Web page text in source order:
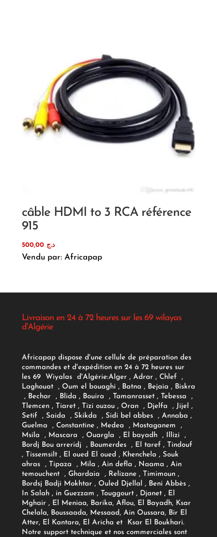
câble HDMI to 3 RCA référence
915
د.ج 500,00
Vendu par: Africapap
Livraison en 24 à 72 heures sur les 69 wilayas
d'Algérie
Africapap dispose d'une cellule de préparation des
commandes et d'expédition en 24 à 72 heures sur
les 69 Wiyalas d'Algérie:Alger , Adrar, Chlef ,
Laghouat , Oum el bouaghi , Batna , Bejaia , Biskra
, Bechar , Blida , Bouira , Tamanrasset , Tebessa ,
Tlemcen , Tiaret , Tizi ouzou , Oran , Djelfa , Jijel ,
Setif , Saida , Skikda , Sidi bel abbes , Annaba ,
Guelma , Constantine , Medea , Mostaganem ,
Msila , Mascara , Ouargla , El bayadh , Illizi ,
Bordj Bou arreridj , Boumerdes , El taref , Tindouf
, Tissemsilt , El oued El oued , Khenchela , Souk
ahras , Tipaza , Mila , Ain defla , Naama , Ain
temouchent , Ghardaia , Relizane , Timimoun ,
Bordsj Badji Mokhtar , Ouled Djellal , Beni Abbès ,
In Salah , in Guezzam , Touggourt , Djanet , El
Mghair , El Meniaa, Barika, Aflou, El Bayadh, Ksar
Chelala, Boussaada, Messaad, Ain Oussara, Bir El
Atter, El Kantara, El Aricha et Ksar El Boukhari.
Notre support technique et nos commerciales sont